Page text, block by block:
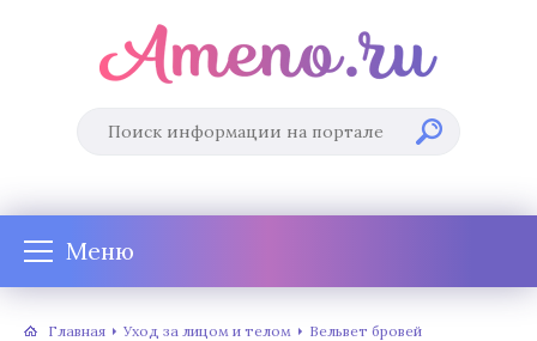
Меню
Главная Уход за лицом и телом Вельвет бровей